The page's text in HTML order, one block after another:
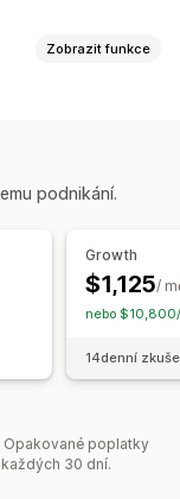
Zobrazit funkce
podnikání.
Growth
$1,125/
nebo
14denní
Opakované poplatky
30 dní.